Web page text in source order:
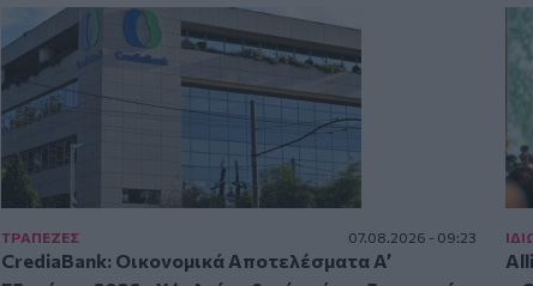
ΤΡAΠΕΖΕΣ 07.08.2026 - 09:23
CrediaBank: Οικονομικά Αποτελέσματα A’